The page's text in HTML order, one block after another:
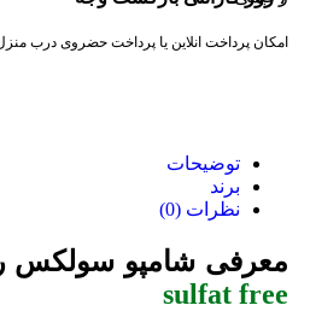
امکان پرداخت انلاین یا پرداخت حضروی درب
توضیحات
برند
نظرات (0)
معرفی شامپو سولکس
sulfat free